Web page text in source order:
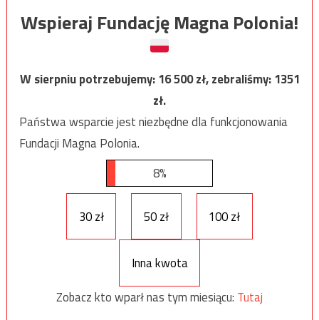
Wspieraj Fundację Magna Polonia!
W sierpniu potrzebujemy:16 500zł, zebraliśmy:1351
zł.
Państwa wsparcie jest niezbędne dla funkcjonowania
Fundacji Magna Polonia.
8%
30 zł 50 zł 100 zł
Inna kwota
Zobacz kto wparł nas tym miesiącu: Tutaj